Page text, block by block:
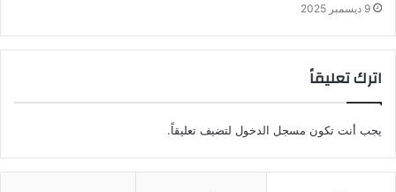
9 ديسمبر 2025
اترك تعليقاً
يجب أنت تكون مسجل الدخول لتضيف تعليقاً.